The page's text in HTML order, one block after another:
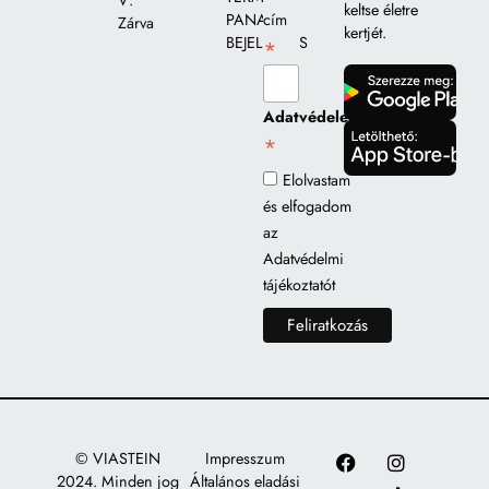
Zárva
PANASZ
BEJELENTÉS
cím
*
Adatvédelem
*
Elolvastam
és elfogadom
az
Adatvédelmi
tájékoztatót
keltse életre
kertjét.
gomb
gomb
© VIASTEIN
2024. Minden jog
Impresszum
Általános eladási